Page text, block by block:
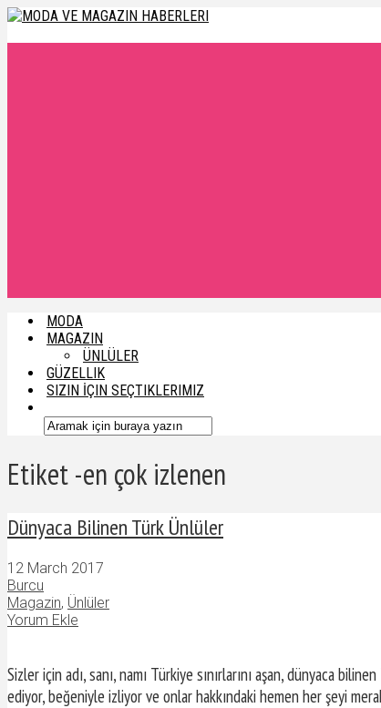
MODA
MAGAZIN
ÜNLÜLER
GÜZELLIK
SIZIN İÇIN SEÇTIKLERIMIZ
Etiket -en çok izlenen
Dünyaca Bilinen Türk Ünlüler
12 March 2017
Burcu
Magazin, Ünlüler
Yorum Ekle
Sizler için adı, sanı, namı Türkiye sınırlarını aşan, dünyaca
ediyor, beğeniyle izliyor ve onlar hakkındaki hemen her şeyi